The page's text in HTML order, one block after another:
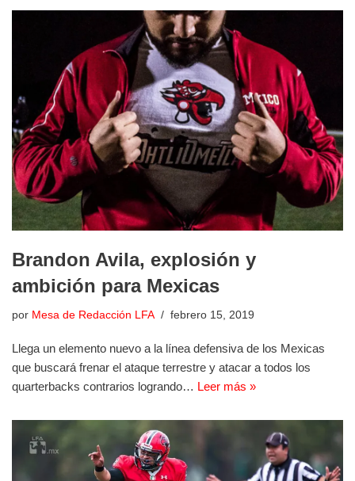
Brandon Avila, explosión y
ambición para Mexicas
por Mesa de Redacción LFA febrero 15, 2019
Llega un elemento nuevo a la línea defensiva de los Mexicas
que buscará frenar el ataque terrestre y atacar a todos los
quarterbacks contrarios logrando… Leer más »